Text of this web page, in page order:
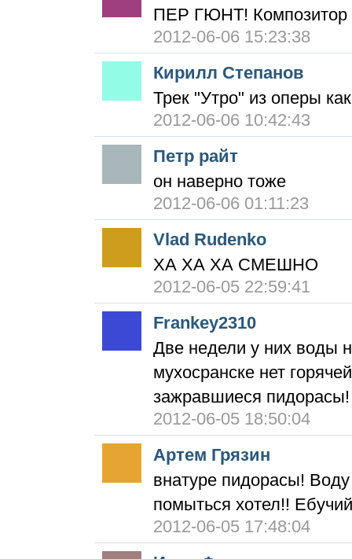
ПЕР ГЮНТ! Композитор
2012-06-06 15:23:38
Кирилл Степанов
Трек "Утро" из оперы
2012-06-06 10:42:43
Петр райт
он наверно тоже
2012-06-06 01:11:23
Vlad Rudenko
ХА ХА ХА СМЕШНО
2012-06-05 22:59:41
Frankey2310
Две недели у них воды
мухосранске нет
зажравшиеся пидорасы!
2012-06-05 18:50:04
Артем Грязин
внатуре пидорасы!
помыться хотел!!
2012-06-05 17:48:04